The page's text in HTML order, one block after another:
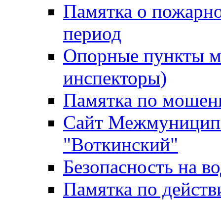
Памятка о
период
Опорные пункты
инспекторы)
Памятка по
Сайт
"Воткинский"
Безопасность на
Памятка по